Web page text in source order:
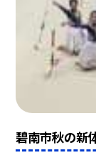
碧南市秋の新